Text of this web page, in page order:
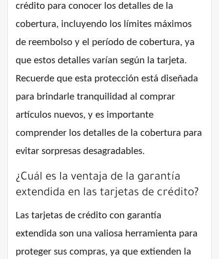
crédito para conocer los detalles de la
cobertura, incluyendo los límites máximos
de reembolso y el período de cobertura, ya
que estos detalles varían según la tarjeta.
Recuerde que esta protección está diseñada
para brindarle tranquilidad al comprar
artículos nuevos, y es importante
comprender los detalles de la cobertura para
evitar sorpresas desagradables.
¿Cuál es la ventaja de la garantía
extendida en las tarjetas de crédito?
Las tarjetas de crédito con garantía
extendida son una valiosa herramienta para
proteger sus compras, ya que extienden la